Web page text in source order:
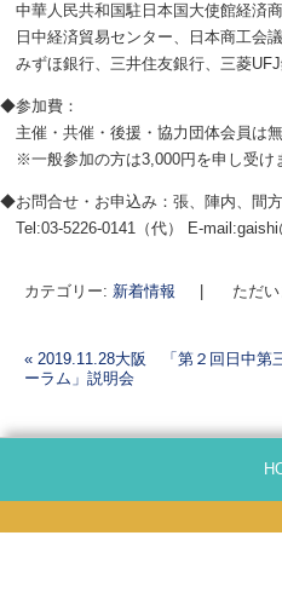
中華人民共和国駐日本国大使館経済
日中経済貿易センター、日本商工会議
みずほ銀行、三井住友銀行、三菱
◆参加費：
主催・共催・後援・協力団体会員は
※一般参加の方は3,000円を申し受け
◆お問合せ・お申込み：張、陣内、間方
Tel:03-5226-0141（代） E-
カテゴリー: 新着情報 ただ
投稿ナビゲーション
« 2019.11.28大阪 「第２回日中第
ーラム」説明会